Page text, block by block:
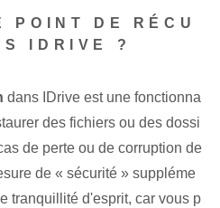
POINT DE RÉCU
IDRIVE ?
dans IDrive est une fonctionna
des fichiers ou des dossi
de perte ou de corruption de
de « sécurité » suppléme
tranquillité d'esprit, car vous p